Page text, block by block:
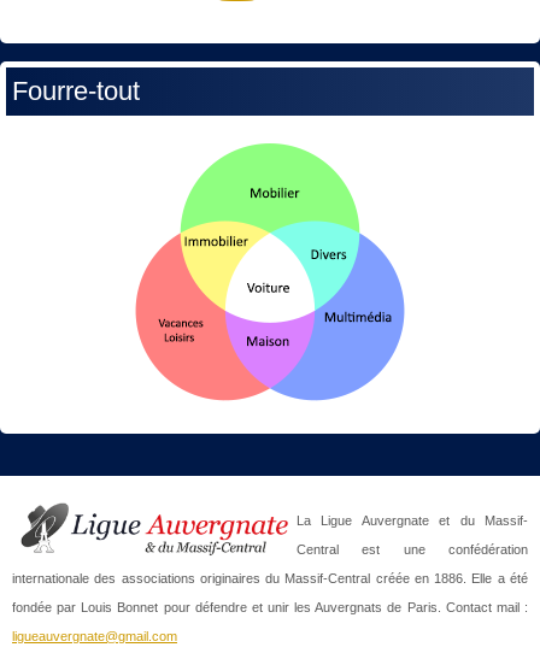
Fourre-tout
La Ligue Auvergnate et du Massif-
Central est une confédération
internationale des associations originaires du Massif-Central créée en 1886. Elle a été
fondée par Louis Bonnet pour défendre et unir les Auvergnats de Paris. Contact mail :
ligueauvergnate@gmail.com